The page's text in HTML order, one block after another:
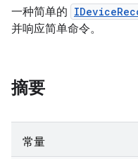
一种简单的
并响应简单命令。
摘要
常量